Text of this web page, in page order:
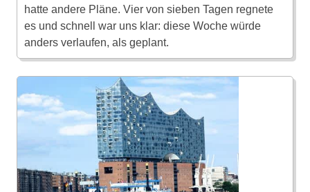
hatte andere Pläne. Vier von sieben Tagen regnete
es und schnell war uns klar: diese Woche würde
anders verlaufen, als geplant.